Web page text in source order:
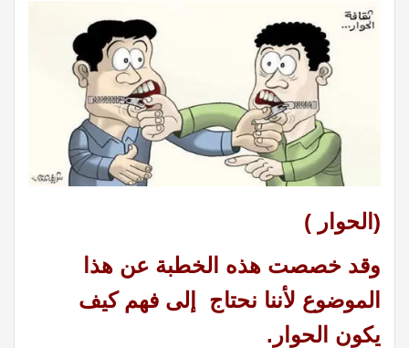
(الحوار )
وقد خصصت هذه الخطبة عن هذا
الموضوع لأننا نحتاج إلى فهمكيف
يكون الحوار.